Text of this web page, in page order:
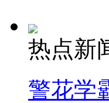
热点新
警花学